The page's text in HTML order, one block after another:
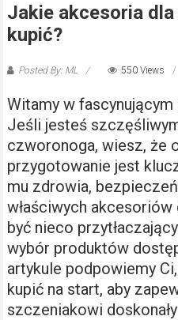
Jakie akcesoria
kupić?
Posted By: ML 550 Views
Witamy w
Jeśli jesteś
czworonoga, wiesz, że
przygotowanie jest
mu zdrowia,
właściwych akcesoriów
być nieco
wybór produktów
artykule podpowiemy
kupić na start, aby
szczeniakowi